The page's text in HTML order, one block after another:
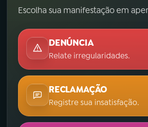
Escolha sua manifestação em
DENÚNCIA
Relate irregularidades.
RECLAMAÇÃO
Registre sua insatisfação.